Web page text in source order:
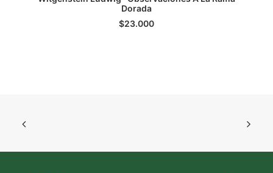
LEER MÁS
Dorada
$23.000